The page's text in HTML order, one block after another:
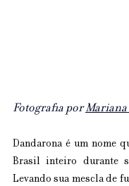
Fotografia por
Dandarona é um nome
Brasil inteiro durante
Levando sua mescla de